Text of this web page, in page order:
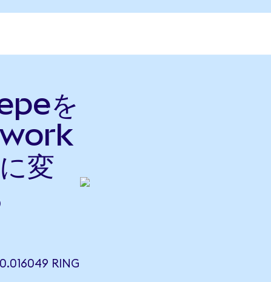
を
変
0.016049 RING